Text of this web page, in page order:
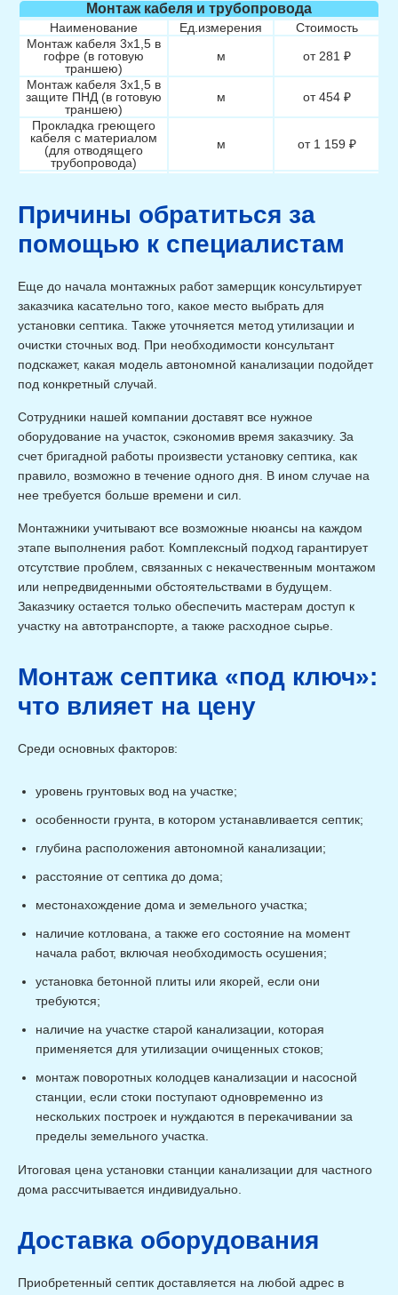
Монтаж кабеля и трубопровода
Наименование Ед.измерения
Стоимость
Монтаж кабеля 3х1,5 в
гофре (в готовую
траншею)
м
от 281 ₽
Монтаж кабеля 3х1,5 в
защите ПНД (в готовую
траншею)
м
от 454 ₽
Прокладка греющего
кабеля с материалом
(для отводящего
трубопровода)
м от 1 159 ₽
Подключение греющего
трубопровода)
Монтаж отводящего
трубопровода в ПНД
25мм (включая
м от 1 013 ₽
Монтаж отводящего
трубопровода в ПНД
32мм (включая
материал, для Твери)
м от 1 060 ₽
Монтаж отводящего
трубопровода в ПНД
50мм (включая
материал)
м от 1 454 ₽
Монтаж колодца Ж/Б
Наименование Ед.измерения
Стоимость
Монтаж колодца Ж/Б с
крышкой и люком 2
кольца с материалом
шт
от 28 580 ₽
крышкой и люком 2
кольца с материалом
шт от 36 430 ₽
Наименование Ед.измерения
Стоимость
Установка ванны
шт
от 6 600 ₽
Установка ванны с
гидромассажем
шт
от 9 900 ₽
Установка смесителя на
ванну
от 3 300 ₽
Замена сифона ванны
шт
от 3 450 ₽
Установка душевой
Установка душевой
кабины с радио доп.
Опциями
шт
от 15 400 ₽
Установка инсталляции
шт
Установка смесителя в
Установка раковины с
Установка смесителя на
Установка унитаза
шт
от 6 000 ₽
Монтаж подвесного
унитаза с кнопкой
шт
Монтаж инсталляция
шт
от 7 000 ₽
Установка биде,
писсуара
Установка стиральной /
посудомоечной машины
шт от 3 000 ₽
Подготовительные работы на месте
Наименование
Демонтаж отмостки до
Демонтаж тротуарной
плитки до 0,1м
м2
от 400 ₽
Демонтаж тротуарной
плитки до 0,1м
толщиной (на
пескобетоне)
м2 от 1 200 ₽
Демонтаж ж/б плиты до
200мм (м2)
месте проведения работ
ч/час
от 1 100 ₽
Расчистка от деревьев и
Перемещение и погрузка грунта и песка
Наименование Расстояние Ед.измерения
Перемещение
от 25м до 50м
м3
Причины обратиться за
помощью к специалистам
Еще до начала монтажных работ замерщик консультирует
заказчика касательно того, какое место выбрать для
установки септика. Также уточняется метод утилизации и
очистки сточных вод. При необходимости консультант
подскажет, какая модель автономной канализации подойдет
под конкретный случай.
Сотрудники нашей компании доставят все нужное
оборудование на участок, сэкономив время заказчику. За
счет бригадной работы произвести установку септика, как
правило, возможно в течение одного дня. В ином случае на
нее требуется больше времени и сил.
Монтажники учитывают все возможные нюансы на каждом
этапе выполнения работ. Комплексный подход гарантирует
отсутствие проблем, связанных с некачественным монтажом
или непредвиденными обстоятельствами в будущем.
Заказчику остается только обеспечить мастерам доступ к
участку на автотранспорте, а также расходное сырье.
Монтаж септика «под ключ»:
что влияет на цену
Среди основных факторов:
уровень грунтовых вод на участке;
особенности грунта, в котором устанавливается септик;
глубина расположения автономной канализации;
расстояние от септика до дома;
местонахождение дома и земельного участка;
наличие котлована, а также его состояние на момент
начала работ, включая необходимость осушения;
установка бетонной плиты или якорей, если они
требуются;
наличие на участке старой канализации, которая
применяется для утилизации очищенных стоков;
монтаж поворотных колодцев канализации и насосной
станции, если стоки поступают одновременно из
нескольких построек и нуждаются в перекачивании за
пределы земельного участка.
Итоговая цена установки станции канализации для частного
дома рассчитывается индивидуально.
Доставка оборудования
Приобретенный септик доставляется на любой адрес в